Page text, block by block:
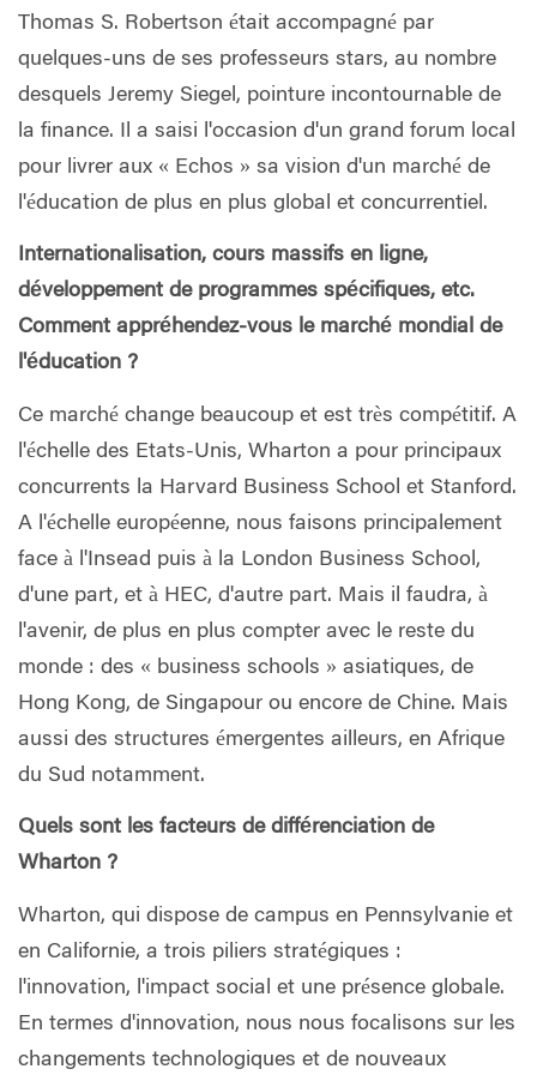
Thomas S. Robertson était accompagné par
quelques-uns de ses professeurs stars, au nombre
desquels Jeremy Siegel, pointure incontournable de
la finance. Il a saisi l'occasion d'un grand forum local
pour livrer aux « Echos » sa vision d'un marché de
l'éducation de plus en plus global et concurrentiel.
Internationalisation, cours massifs en ligne,
développement de programmes spécifiques, etc.
Comment appréhendez-vous le marché mondial de
l'éducation ?
Ce marché change beaucoup et est très compétitif. A
l'échelle des Etats-Unis, Wharton a pour principaux
concurrents la Harvard Business School et Stanford.
A l'échelle européenne, nous faisons principalement
face à l'Insead puis à la London Business School,
d'une part, et à HEC, d'autre part. Mais il faudra, à
l'avenir, de plus en plus compter avec le reste du
monde : des « business schools » asiatiques, de
Hong Kong, de Singapour ou encore de Chine. Mais
aussi des structures émergentes ailleurs, en Afrique
du Sud notamment.
Quels sont les facteurs de différenciation de
Wharton ?
Wharton, qui dispose de campus en Pennsylvanie et
en Californie, a trois piliers stratégiques :
l'innovation, l'impact social et une présence globale.
En termes d'innovation, nous nous focalisons sur les
changements technologiques et de nouveaux